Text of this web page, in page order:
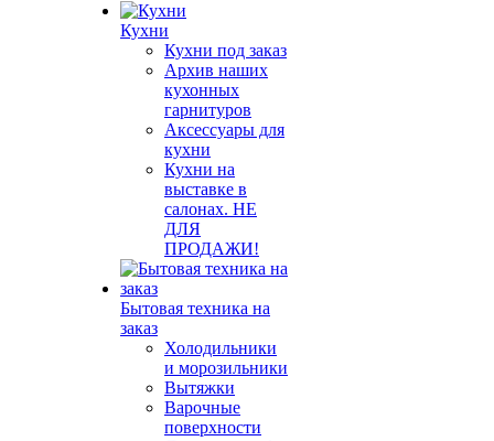
Кухни
Кухни под заказ
Архив наших
кухонных
гарнитуров
Аксессуары для
кухни
Кухни на
выставке в
салонах. НЕ
ДЛЯ
ПРОДАЖИ!
Бытовая техника на
заказ
Холодильники
и морозильники
Вытяжки
Варочные
поверхности